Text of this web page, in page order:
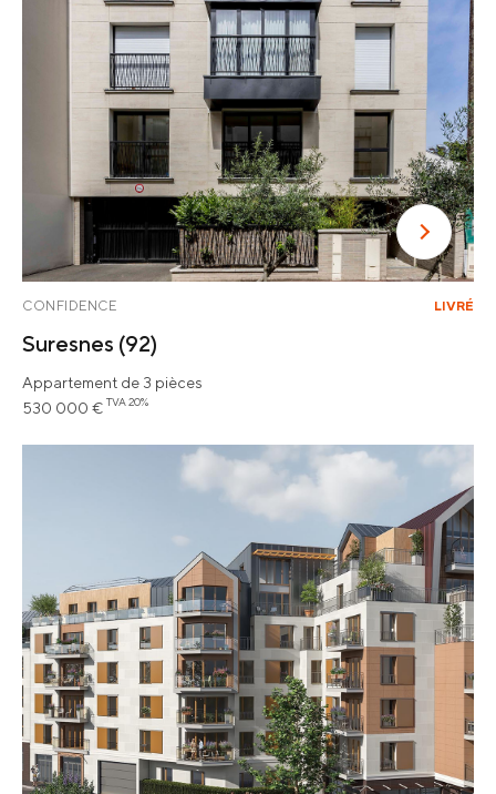
LIVRÉ
CONFIDENCE
Suresnes (92)
Appartement de 3 pièces
530 000 € TVA 20%